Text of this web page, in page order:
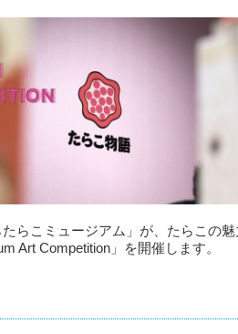
らこミュージアム」が、たらこの
Art Competition」を開催します。